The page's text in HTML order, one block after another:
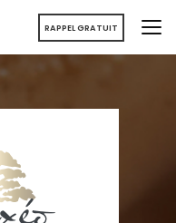
RAPPEL GRATUIT